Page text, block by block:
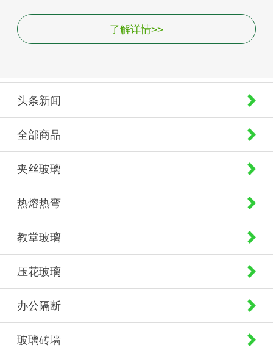
了解详情>>
头条新闻
全部商品
夹丝玻璃
热熔热弯
教堂玻璃
压花玻璃
办公隔断
玻璃砖墙